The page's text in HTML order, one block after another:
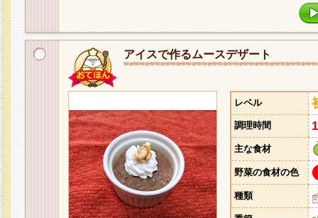
アイスで作るムースデザート
レベル
調理時間
主な食材
野菜の食材の色
種類